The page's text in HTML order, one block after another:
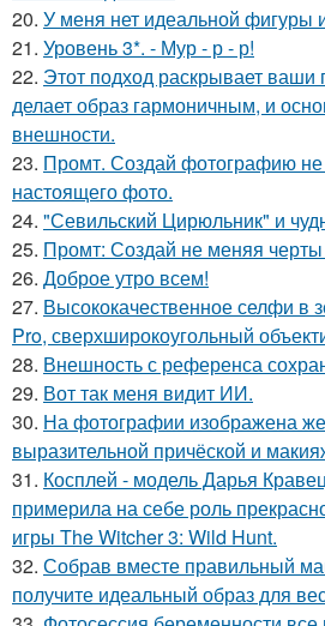
20. У меня нет идеальной фигуры
21. Уровень 3*. - Мур - р - р!
22. Этот подход раскрывает
делает образ гармоничным, и
внешности.
23. Промт. Создай фотографию
настоящего фото.
24. "Севильский Цирюльник" и
25. Промт: Создай не меняя
26. Доброе утро всем!
27. Высококачественное селфи в
Pro, сверхширокоугольный
28. Внешность с референса
29. Вот так меня видит ИИ.
30. На фотографии изображена
выразительной причёской и
31. Косплей - модель Дарья
примерила на себе роль
игры The Witcher 3: Wild Hunt.
32. Собрав вместе правильный
получите идеальный образ для